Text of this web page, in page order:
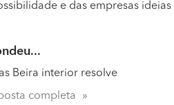
e das empresas
Beira interior resolve
completa